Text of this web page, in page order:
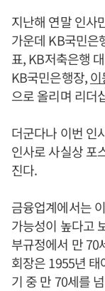
지난해 연말 인사
가운데 KB국민은
표, KB저축은행
KB국민은행장,이
으로 올리며 리더
더군다나 이번 인
인사로 사실상 포
진다.
금융업계에서는
가능성이 높다고
부규정에서 만 70
회장은 1955년 태
기 중 만 70세를